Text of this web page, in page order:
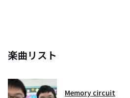
楽曲リスト
Memory circuit